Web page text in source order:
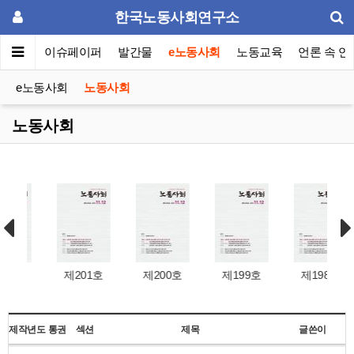
한국노동사회연구소
포럼 이슈페이퍼 발간물 e노동사회 노동교육 언론 속 연
e노동사회 노동사회
노동사회
제201호 제200호 제199호 제198호
제작년도 통권 섹션 제목 글쓴이